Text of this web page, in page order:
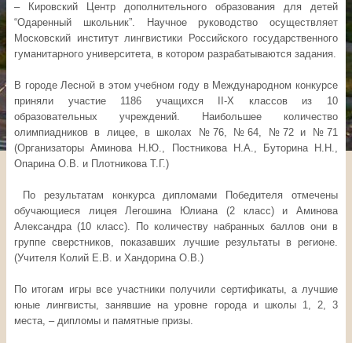
– Кировский Центр дополнительного образования для детей
“Одаренный школьник”. Научное руководство осуществляет
Московский институт лингвистики Российского государственного
гуманитарного университета, в котором разрабатываются задания.
В городе Лесной в этом учебном году в Международном конкурсе
приняли участие 1186 учащихся II-X классов из 10
образовательных учреждений. Наибольшее количество
олимпиадников в лицее, в школах №76, №64, №72 и №71
(Организаторы Аминова Н.Ю., Постникова Н.А., Буторина Н.Н.,
Опарина О.В. и Плотникова Т.Г.)
По результатам конкурса дипломами Победителя отмечены
обучающиеся лицея Легошина Юлиана (2 класс) и Аминова
Александра (10 класс). По количеству набранных баллов они в
группе сверстников, показавших лучшие результаты в регионе.
(Учителя Колий Е.В. и Хандорина О.В.)
По итогам игры все участники получили сертификаты, а лучшие
юные лингвисты, занявшие на уровне города и школы 1, 2, 3
места, – дипломы и памятные призы.